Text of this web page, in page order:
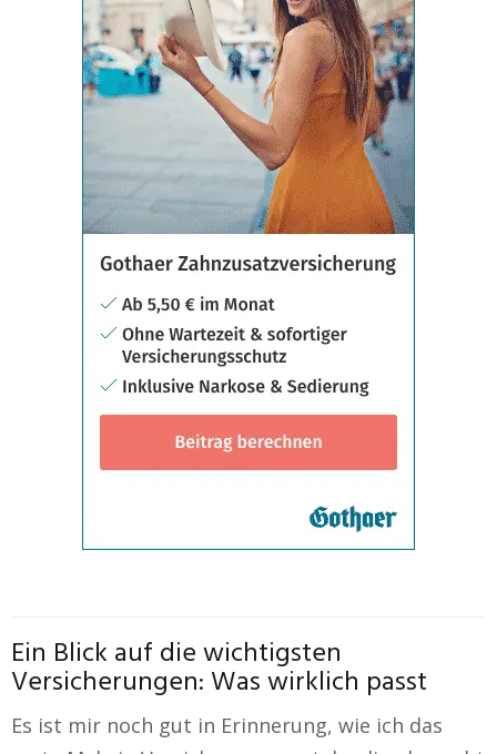
Ein Blick auf die wichtigsten
Versicherungen: Was wirklich passt
Es ist mir noch gut in Erinnerung, wie ich das